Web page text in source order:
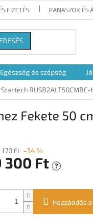
FIZETÉS PANASZOK ÉS
Egészség és szépség
Fekete 50
170 Ft –34 %
300 Ft ?
Hozzáadás